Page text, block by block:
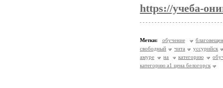
https://учеба-
Метки: обучение
свободный
чита
уссурийск
амуре
на категорию
категорию a1 цена белогорск